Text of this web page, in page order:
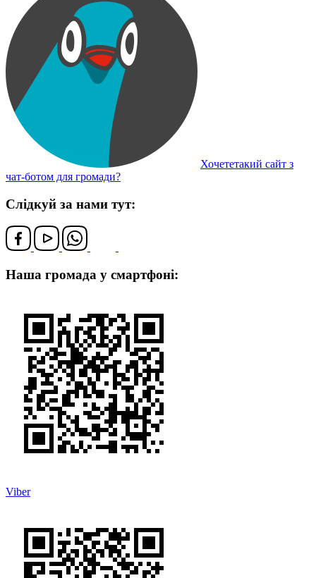
Хочететакий сайт з
чат-ботом для громади?
Слідкуй за нами тут:
Наша громада у смартфоні:
Viber